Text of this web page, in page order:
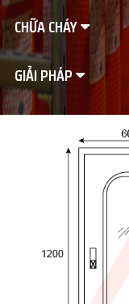
CHỮA CHÁY
GIẢI PHÁP